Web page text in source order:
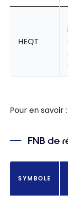
HEQT
Pour en savoir :
FNB de
SYMBOLE